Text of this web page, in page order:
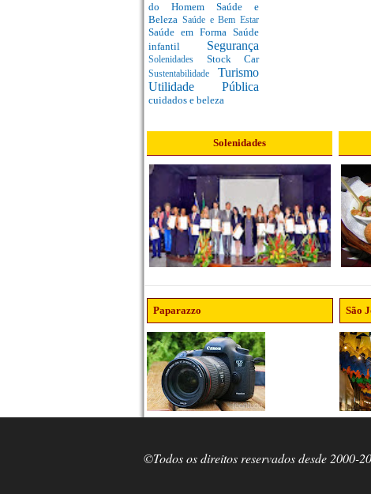
do Homem Saúde e
Beleza Saúde e Bem Estar
Saúde em Forma Saúde
infantil Segurança
Solenidades Stock Car
Sustentabilidade Turismo
Utilidade Pública
cuidados e beleza
Solenidades
Paparazzo São
©Todos os direitos reservados desde 2000-